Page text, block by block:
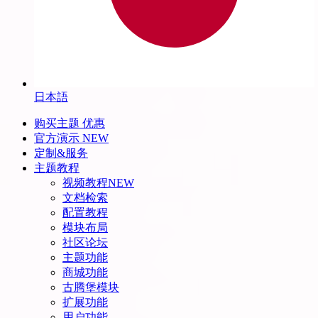
日本語
购买主题 优惠
官方演示 NEW
定制&服务
主题教程
视频教程NEW
文档检索
配置教程
模块布局
社区论坛
主题功能
商城功能
古腾堡模块
扩展功能